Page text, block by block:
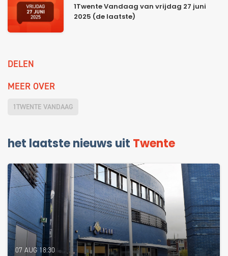
1Twente Vandaag van vrijdag 27 juni
2025 (de laatste)
DELEN
MEER OVER
1TWENTE VANDAAG
het laatste nieuws uit Twente
07 AUG 18:30